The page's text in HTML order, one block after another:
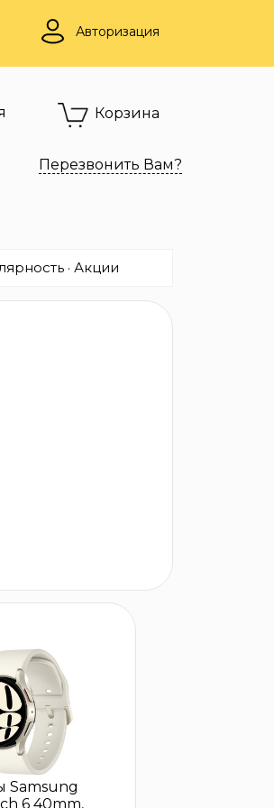
Авторизация
Корзина
Перезвонить Вам?
· Акции
Samsung
6 40mm,